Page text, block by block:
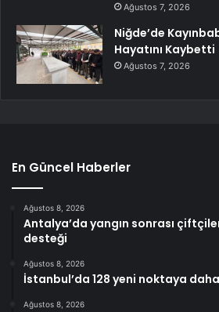
Ağustos 7, 2026
Niğde’de
Hayatını Kaybetti
Ağustos 7, 2026
En Güncel Haberler
Ağustos 8, 2026
Antalya’da yangın sonrası
desteği
Ağustos 8, 2026
İstanbul’da 128 yeni noktaya
Ağustos 8, 2026